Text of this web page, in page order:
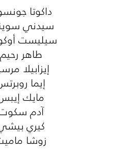
داكوتا
سيدني
سيليست
طاهر رحيم
إيزابيلا
إيما
مايك
آدم
كيري
زوشا